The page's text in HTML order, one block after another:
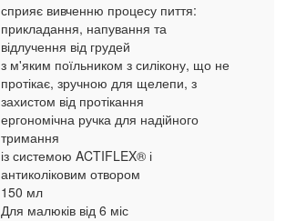
сприяє вивченню процесу пиття:
прикладання, напування та
відлучення від грудей
з м'яким поїльником з силікону, що не
протікає, зручною для щелепи, з
захистом від протікання
ергономічна ручка для надійного
тримання
із системою ACTIFLEX® і
антиколіковим отвором
150 мл
Для малюків від 6 міс